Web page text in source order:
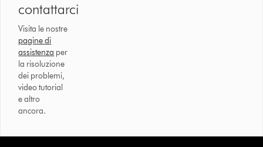
contattarci
Visita le nostre
pagine di
assistenza per
la risoluzione
dei problemi,
video tutorial
e altro
ancora.